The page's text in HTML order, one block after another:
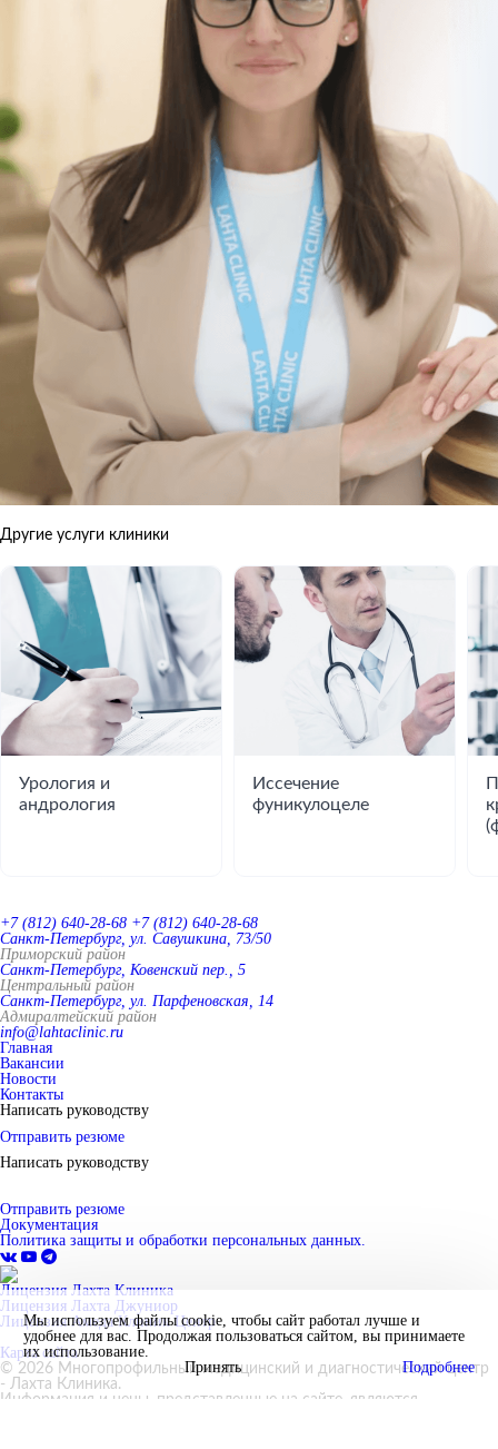
Другие услуги клиники
Урология и
андрология
Иссечение
фуникулоцеле
+7 (812) 640-28-68 +7 (812) 640-28-68
Санкт-Петербург, ул. Савушкина, 73/50
Приморский район
Санкт-Петербург, Ковенский пер., 5
Центральный район
Санкт-Петербург, ул. Парфеновская, 14
Адмиралтейский район
info@lahtaclinic.ru
Главная
Вакансии
Новости
Контакты
Написать руководству
Отправить резюме
Написать руководству
Отправить резюме
Документация
Политика защиты и обработки персональных данных.
Лицензия Лахта Клиника
Лицензия Лахта Джуниор
Лицензия Амеда Клиник Центр
Карта сайта
© 2026 Многопрофильный медицинский и диагностический центр
- Лахта Клиника.
Информация и цены, представленные на сайте, являются
Мы используем файлы cookie, чтобы сайт работал лучше и
удобнее для вас. Продолжая пользоваться сайтом, вы принимаете
их использование.
Принять
Подробнее